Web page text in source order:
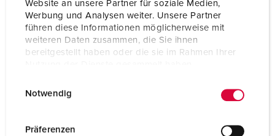
Website an unsere Partner für soziale Medien,
Werbung und Analysen weiter. Unsere Partner
führen diese Informationen möglicherweise mit
weiteren Daten zusammen, die Sie ihnen
bereitgestellt haben oder die sie im Rahmen Ihrer
Notwendig
Präferenzen